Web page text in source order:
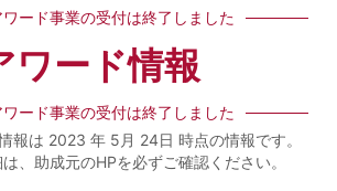
ワード事業の受付は終了しました
ワード情報
ワード事業の受付は終了しました
報は 2023 年 5月 24日 時点の情報です。
は、助成元のHPを必ずご確認ください。